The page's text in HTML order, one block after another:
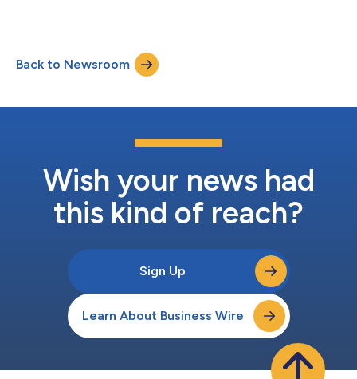
Mining konzentriert man sich auf drei für die EU kritische
Rohstoffe: Phosphat, Vanadium und Titan. Diese Rohstoffe sind
für Europa von großer strategischer Bedeutung, etwa für die
Back to Newsroom
Wish your news had
this kind of reach?
Sign Up
Learn About Business Wire